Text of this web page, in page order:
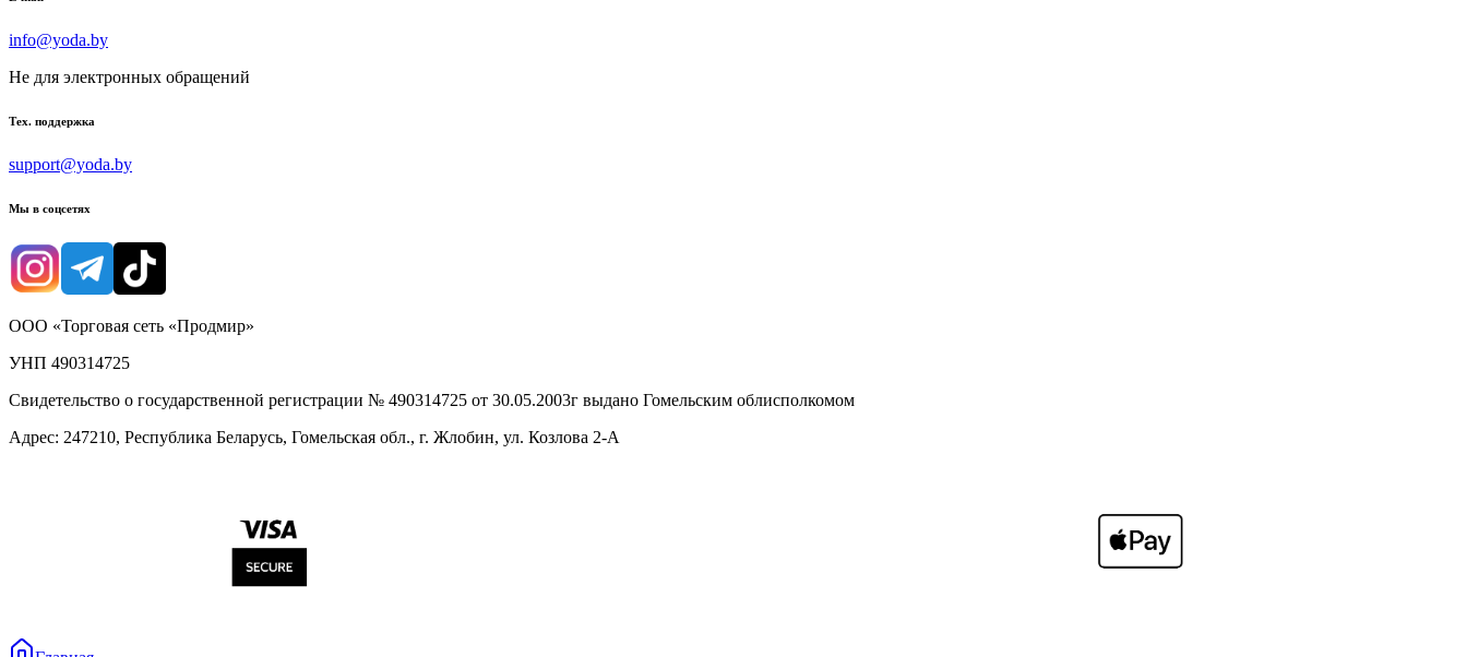
info@yoda.by
Не для электронных обращений
Тех. поддержка
support@yoda.by
Мы в соцсетях
ООО «Торговая сеть «Продмир»
УНП 490314725
Свидетельство о государственной регистрации № 490314725 от 30.05.2003г выдано Гомельским облисполкомом
Адрес: 247210, Республика Беларусь, Гомельская обл., г. Жлобин, ул. Козлова 2-А